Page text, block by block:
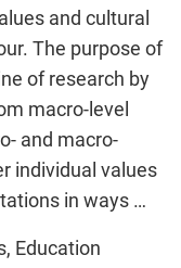
and cultural
The purpose of
of research by
macro-level
and macro-
individual values
in ways …
Education